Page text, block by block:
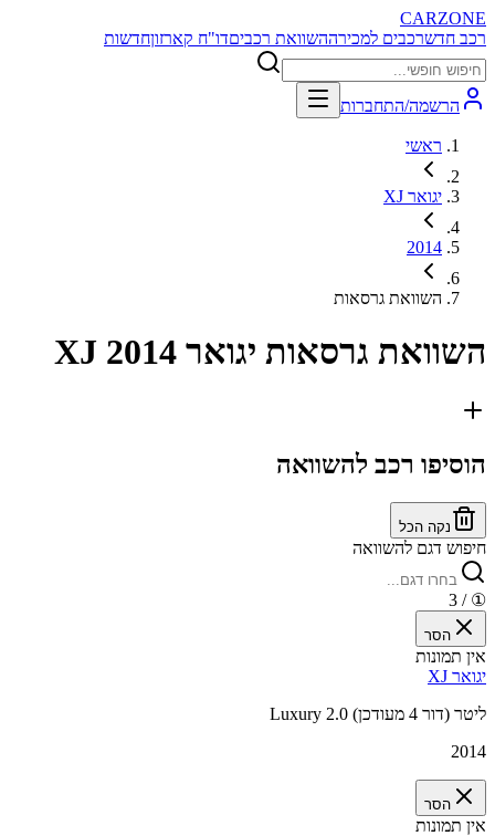
CARZONE
רכב חדשרכבים למכירההשוואת רכביםדו"ח קארזוןחדשות
הרשמה/התחברות
ראשי
יגואר XJ
2014
השוואת גרסאות
השוואת גרסאות יגואר XJ 2014
הוסיפו רכב להשוואה
נקה הכל
חיפוש דגם להשוואה
①
/ 3
הסר
אין תמונות
יגואר XJ
Luxury 2.0 ליטר (דור 4 מעודכן)
2014
הסר
אין תמונות